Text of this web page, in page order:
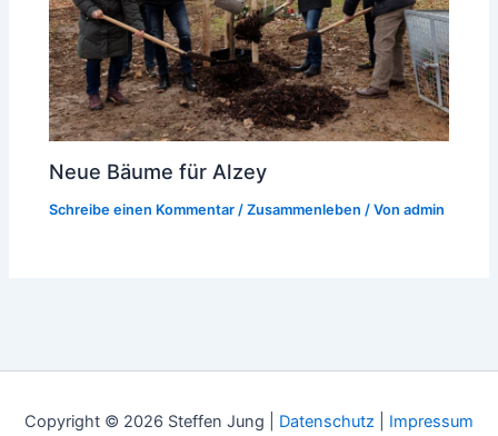
Neue Bäume für Alzey
Schreibe einen Kommentar /Zusammenleben / Vonadmin
Copyright © 2026 Steffen Jung | Datenschutz Impressum